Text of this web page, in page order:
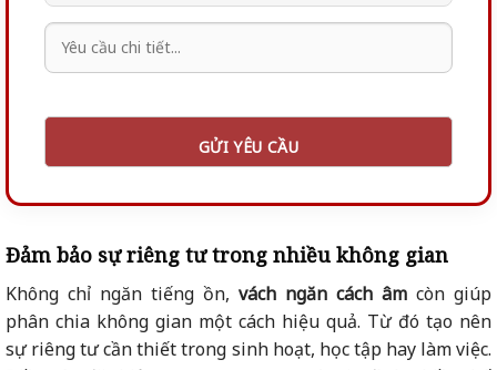
Đảm bảo sự riêng tư trong nhiều không gian
Không chỉ ngăn tiếng ồn, vách ngăn cách âm còn giúp
phân chia không gian một cách hiệu quả. Từ đó tạo nên
sự riêng tư cần thiết trong sinh hoạt, học tập hay làm việc.